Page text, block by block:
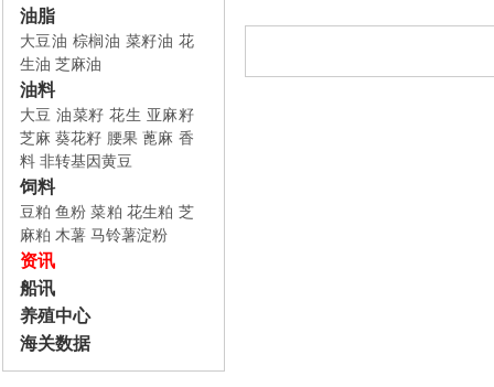
油脂
大豆油 棕榈油 菜籽油 花
生油 芝麻油
油料
大豆 油菜籽 花生 亚麻籽
芝麻 葵花籽 腰果 蓖麻 香
料 非转基因黄豆
饲料
豆粕 鱼粉 菜粕 花生粕 芝
麻粕 木薯 马铃薯淀粉
资讯
船讯
养殖中心
海关数据